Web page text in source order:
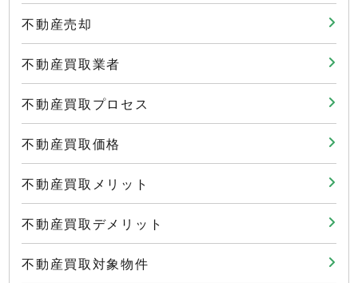
不動産売却
不動産買取業者
不動産買取プロセス
不動産買取価格
不動産買取メリット
不動産買取デメリット
不動産買取対象物件